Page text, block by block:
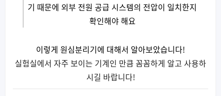
기 때문에 외부 전원 공급 시스템의 전압이 일치한지
확인해야 해요
이렇게 원심분리기에 대해서 알아보았습니다!
실험실에서 자주 보이는 기계인 만큼 꼼꼼하게 알고 사용하
시길 바랍니다!